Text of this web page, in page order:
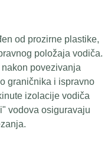
od prozirne plastike,
položaja vodiča.
povezivanja
graničnika i ispravno
izolacije vodiča
vodova osiguravaju